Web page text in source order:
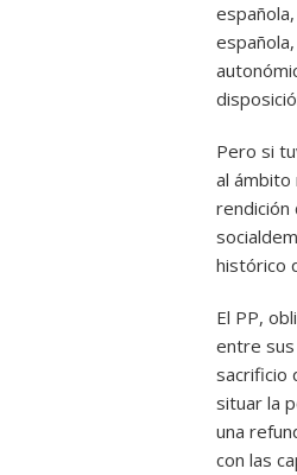
Pero si
al ámbito
rendición
histórico
El PP,
entre sus
sacrificio
situar la
una
con las